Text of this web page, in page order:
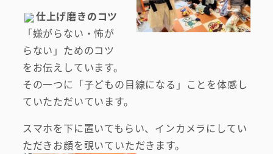
仕上げ磨きのコツ
「嫌がらない・怖が
らない」ためのコツ
をお伝えしています。
その一つに「子どもの目線になる」ことを体感し
ていたただいています。
スマホを下に置いてもらい、インカメラにしてい
ただきお顔を覗いていただきます。